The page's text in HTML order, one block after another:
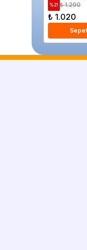
%21 ₺ 1.290
₺ 1.020